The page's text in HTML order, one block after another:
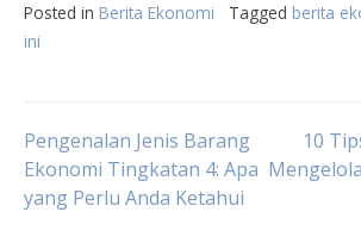
Posted in Berita Ekonomi Tagged berita
ini
Post
navigation
Pengenalan Jenis Barang
Ekonomi Tingkatan 4: Apa
yang Perlu Anda Ketahui
10